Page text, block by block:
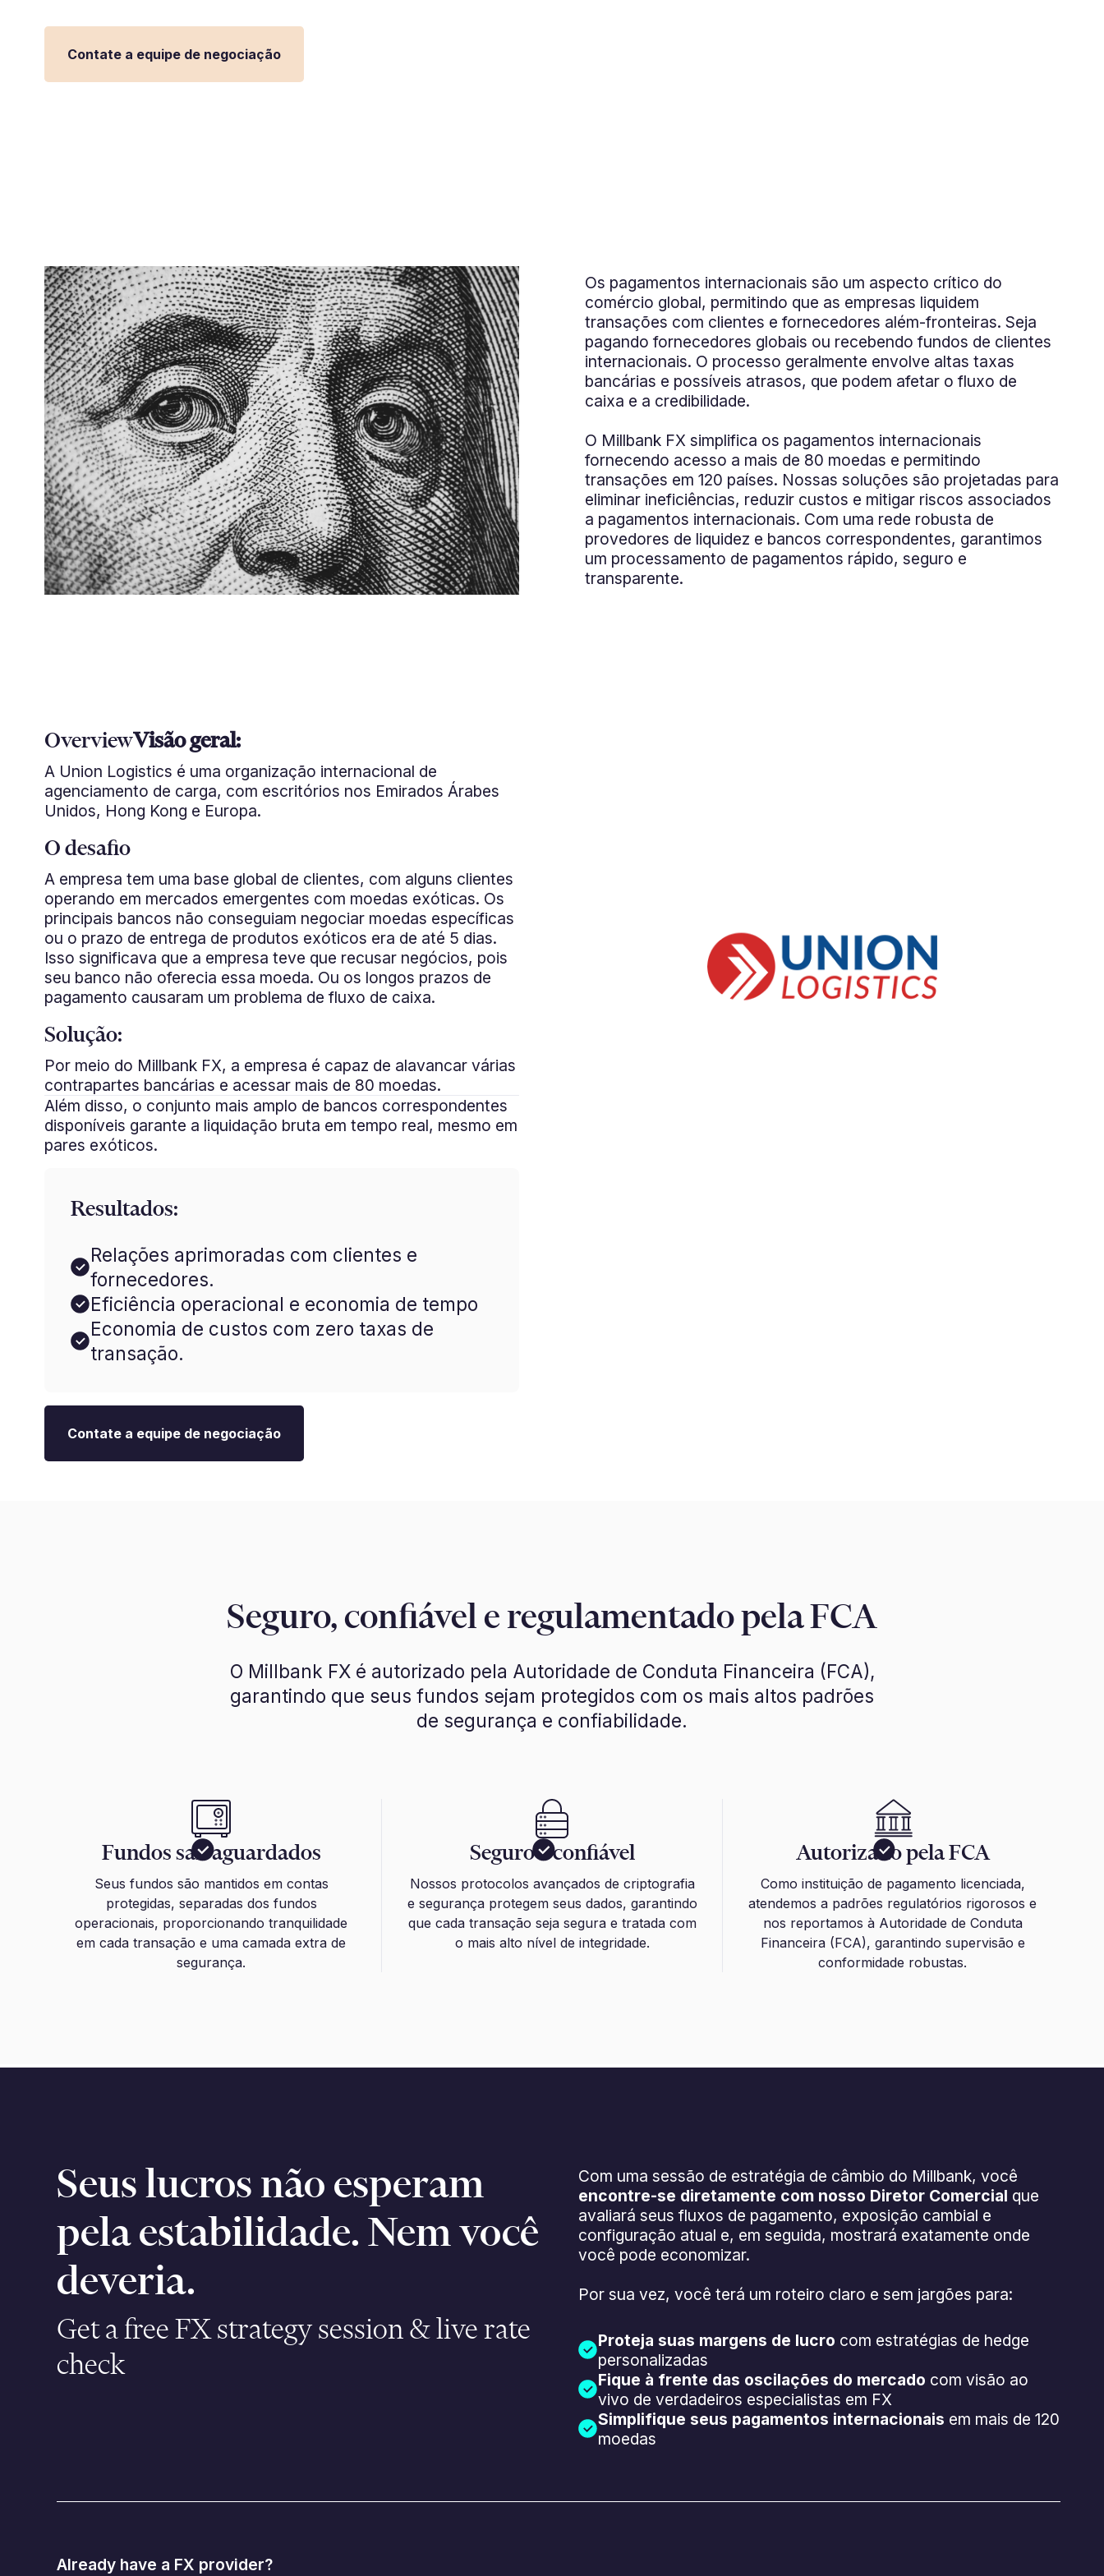
Contate a equipe de negociação
Os pagamentos internacionais são um aspecto crítico do
comércio global, permitindo que as empresas liquidem
transações com clientes e fornecedores além-fronteiras. Seja
pagando fornecedores globais ou recebendo fundos de clientes
internacionais. O processo geralmente envolve altas taxas
bancárias e possíveis atrasos, que podem afetar o fluxo de
caixa e a credibilidade.
O Millbank FX simplifica os pagamentos internacionais
fornecendo acesso a mais de 80 moedas e permitindo
transações em 120 países. Nossas soluções são projetadas para
eliminar ineficiências, reduzir custos e mitigar riscos associados
a pagamentos internacionais. Com uma rede robusta de
provedores de liquidez e bancos correspondentes, garantimos
um processamento de pagamentos rápido, seguro e
transparente.
OverviewVisão geral:
A Union Logistics é uma organização internacional de
agenciamento de carga, com escritórios nos Emirados Árabes
Unidos, Hong Kong e Europa.
O desafio
A empresa tem uma base global de clientes, com alguns clientes
operando em mercados emergentes com moedas exóticas. Os
principais bancos não conseguiam negociar moedas específicas
ou o prazo de entrega de produtos exóticos era de até 5 dias.
Isso significava que a empresa teve que recusar negócios, pois
seu banco não oferecia essa moeda. Ou os longos prazos de
pagamento causaram um problema de fluxo de caixa.
Solução:
Por meio do Millbank FX, a empresa é capaz de alavancar várias
contrapartes bancárias e acessar mais de 80 moedas.
Além disso, o conjunto mais amplo de bancos correspondentes
disponíveis garante a liquidação bruta em tempo real, mesmo em
pares exóticos.
Resultados:
Relações aprimoradas com clientes e
fornecedores.
Eficiência operacional e economia de tempo
Economia de custos com zero taxas de
transação.
Contate a equipe de negociação
Seguro, confiável e regulamentado pela FCA
O Millbank FX é autorizado pela Autoridade de Conduta Financeira (FCA),
garantindo que seus fundos sejam protegidos com os mais altos padrões
de segurança e confiabilidade.
Fundos salvaguardados
Seus fundos são mantidos em contas
protegidas, separadas dos fundos
operacionais, proporcionando tranquilidade
em cada transação e uma camada extra de
segurança.
Seguro e confiável
Nossos protocolos avançados de criptografia
e segurança protegem seus dados, garantindo
que cada transação seja segura e tratada com
o mais alto nível de integridade.
Autorizado pela FCA
Como instituição de pagamento licenciada,
atendemos a padrões regulatórios rigorosos e
nos reportamos à Autoridade de Conduta
Financeira (FCA), garantindo supervisão e
conformidade robustas.
Seus lucros não esperam
pela estabilidade. Nem você
deveria.
Get a free FX strategy session & live rate
check
Com uma sessão de estratégia de câmbio do Millbank, você
encontre-se diretamente com nosso Diretor Comercial que
avaliará seus fluxos de pagamento, exposição cambial e
configuração atual e, em seguida, mostrará exatamente onde
você pode economizar.
Por sua vez, você terá um roteiro claro e sem jargões para:
Proteja suas margens de lucro com estratégias de hedge
personalizadas
Fique à frente das oscilações do mercado com visão ao
vivo de verdadeiros especialistas em FX
Simplifique seus pagamentos internacionais em mais de 120
moedas
Already have a FX provider?